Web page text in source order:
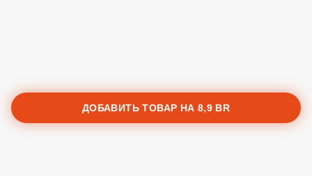
ДОБАВИТЬ ТОВАР НА 8,9 BR